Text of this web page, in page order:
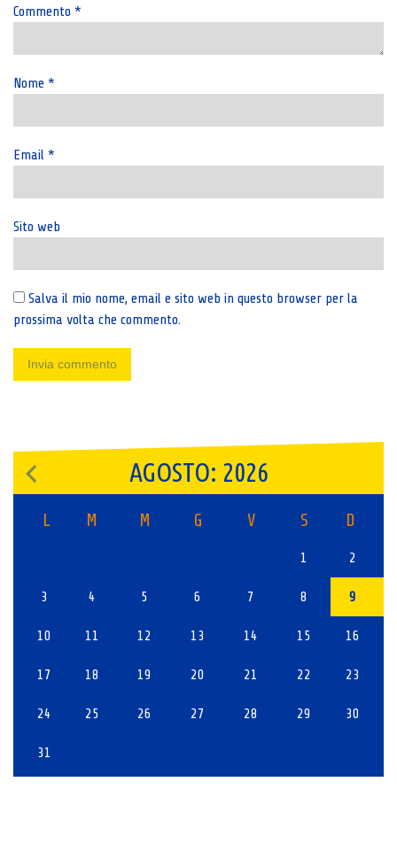
Commento *
Nome *
Email *
Sito web
Salva il mio nome, email e sito web in questo browser per la
prossima volta che commento.
AGOSTO: 2026
L M M G V S D
1 2
3 4 5 6 7 8 9
10 11 12 13 14 15 16
17 18 19 20 21 22 23
24 25 26 27 28 29 30
31